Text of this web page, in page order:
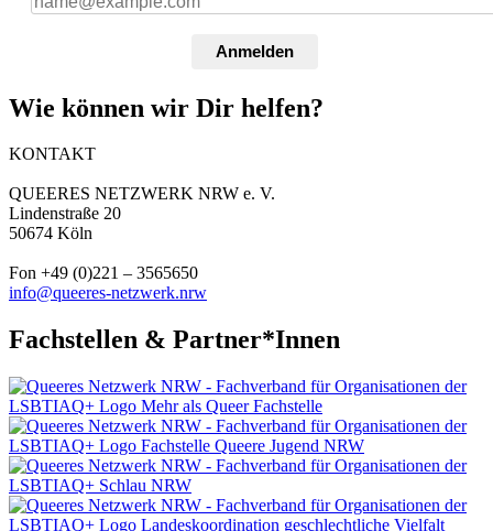
Anmelden
Wie können wir Dir helfen?
KONTAKT
QUEERES NETZWERK NRW e. V.
Lindenstraße 20
50674 Köln
Fon +49 (0)221 – 3565650
info@queeres-netzwerk.nrw
Fachstellen & Partner*Innen